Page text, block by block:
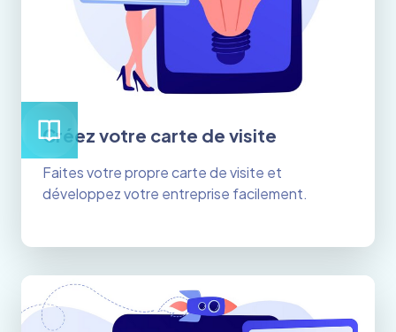
Créez votre carte de visite
Faites votre propre carte de visite et
développez votre entreprise facilement.